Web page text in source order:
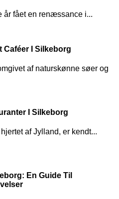
år fået en renæssance i...
Caféer I Silkeborg
af naturskønne søer og
I Silkeborg
af Jylland, er kendt...
En Guide Til